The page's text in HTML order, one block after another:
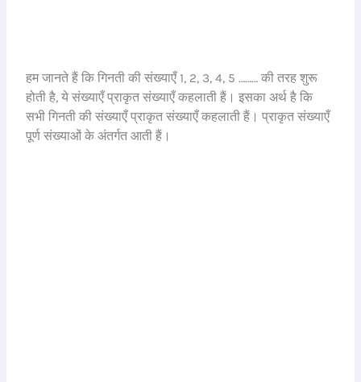
हम जानते हैं कि गिनती की संख्याएँ 1, 2, 3, 4, 5 ……… की तरह शुरू
होती है, ये संख्याएँ प्राकृत संख्याएँ कहलाती हैं। इसका अर्थ है कि
सभी गिनती की संख्याएँ प्राकृत संख्याएँ कहलाती हैं। प्राकृत संख्याएँ
पूर्ण संख्याओं के अंतर्गत आती हैं।